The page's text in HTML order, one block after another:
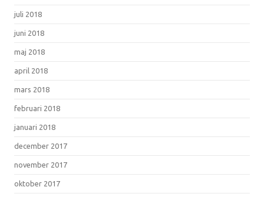
juli 2018
juni 2018
maj 2018
april 2018
mars 2018
februari 2018
januari 2018
december 2017
november 2017
oktober 2017